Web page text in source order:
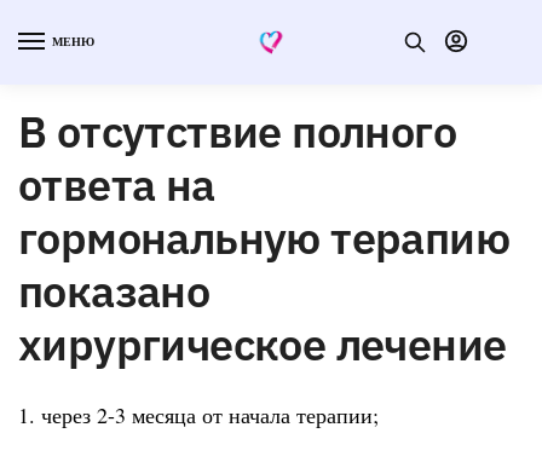
МЕНЮ
В отсутствие полного
ответа на
гормональную терапию
показано
хирургическое лечение
1. через 2-3 месяца от начала терапии;